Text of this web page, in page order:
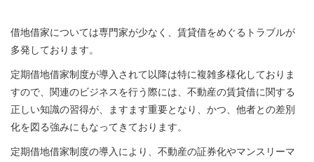
借地借家については専門家が少なく、賃貸借をめぐるトラブルが
多発しております。
定期借地借家制度が導入されて以降は特に複雑多様化しておりま
すので、関連のビジネスを行う際には、不動産の賃貸借に関する
正しい知識の習得が、ますます重要となり、かつ、他者との差別
化を図る強みにもなってきております。
定期借地借家制度の導入により、不動産の証券化やマンスリーマ